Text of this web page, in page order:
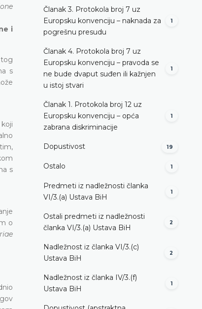
i
s
s
o
Članak 3. Protokola broj 7 uz
Europsku konvenciju – naknada za
pogrešnu presudu
1
Članak 4. Protokola broj 7 uz
Europsku konvenciju – pravoda se
ne bude dvaput suđen ili kažnjen
u istoj stvari
1
Članak 1. Protokola broj 12 uz
Europsku konvenciju – opća
zabrana diskriminacije
1
Dopustivost 19
Ostalo 1
Predmeti iz nadležnosti članka
VI/3.(a) Ustava BiH
1
Ostali predmeti iz nadležnosti
članka VI/3.(a) Ustava BiH
2
Nadležnost iz članka VI/3.(c)
Ustava BiH
2
Nadležnost iz članka IV/3.(f)
Ustava BiH
1